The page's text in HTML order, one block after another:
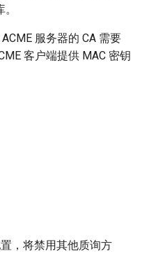
服务器的 CA 需要
客户端提供 MAC 密钥
，将禁用其他质询方